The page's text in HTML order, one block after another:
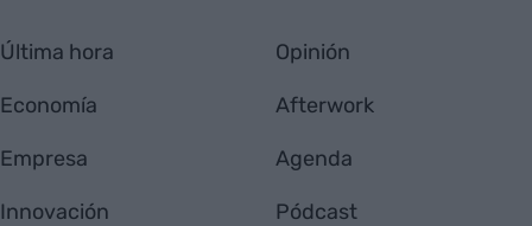
Última hora
Economía
Empresa
Innovación
Opinión
Afterwork
Agenda
Pódcast